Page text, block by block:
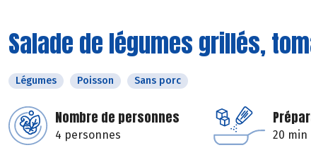
Salade de légumes grillés,
Légumes Poisson Sans porc
Nombre de personnes
4 personnes 20 min